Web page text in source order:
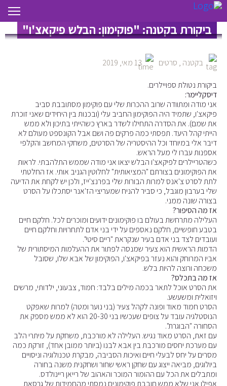
ביקורת בקטנה: "פוקימון: הבלש פיקאצ'ו"
בקטנה , סרטים 13 מאי, 2019
ביקורת נטולת ספויילרים.
דיסקליימר:
אני מודה ומתוודה שרוב ההכרות שלי עם פוקימון מסתובבת סביב
פיקאצ'ו, שתמיד היה הפוקימון החביב עלי (ובכנות בין היחידים שאני זוכרת
את שמם). את הסדרה התחילו לשדר בארץ כשהייתי בתיכון ולא ממש
הייתי קהל היעד. תפסתי כמה פרקים פה ושם אבל הקונספט מעולם לא
דיבר אלי במיוחד וכל ההיסטריה של הסרטים, משחקי המחשב והקלפי
אספנות עברו לי מעל הראש.
כשהטריילרים לפיקאצ'ו הבלש יצאו אני מודה שממש התלהבתי. לראות
את הפוקימונים בצורתם "המציאותית" לחלוטין הגניב אותי. אז החלטתי
לתת לסרט צ'אנס למרות הבורות שלי בפרנצ'ייז, ולכן יש לקחת את הדיעה
שלי בערבון מוגבל, כי סביר להניח שמעריצי הז'אנר יסתכלו על הסרט
בצורה שונה ממני.
אז מה הסיפור?
העלילה מתרחשת בעולם בו פוקימונים ידועים ומוכרים לכל. חלקם חיים
בטבע חופשיים, חלקם נאספים על ידי בני אדם לתחרויות וחלקם חיים
ועובדים לצד בני אדם בעיר שנקראת "ריים סיטי".
הדמות הראשית הוא צעיר שמנסה לפתור את ההעלמות המיסתורית של
אביו המרוחק והוא נעזר בפיקאצ'ו, הפוקימון של אבא שלו, שסובל
משכחה ורוצה להיות בלש.
אז מה בתכלס?
את הסרט אוכל לתאר בכמה מילים בלבד: חמוד, צבעוני, ילדותי, מרשים
ויזואלית ומשעשע.
הסרט חמוד מאוד ופונה לקהל צעיר (בני נוער ומטה) למרות שאפקט
הנוסטלגיה עובד על צופים שעכשיו בני 20-30 הוא לא ממש מספק את
הסחורה "הבוגרת".
עם זאת, הסרט מאוד נגיש. העלילה לא מורכבת, משחקת על מיתרי הלב
עם מערכת יחסים מורכבת בין אבא לבנו (ביותר ממובן אחד), זורקת כמה
מסרים על יחס לבעלי חיים ואיכות הסביבה, מבקרת טכנולוגיה וניסויים
ביולוגים, מביאה ייצוג עם שחקן ראשי שחור ושחקנית משנה בחורה
ומתבלים את הכל עם ההומור המוכר והאהוב של רייאן ריינולדס.
אפילו אני שלא ממש חובבת פוקימונים נמסתי מהחמידות של גרסאת